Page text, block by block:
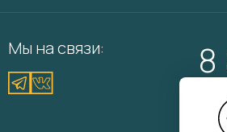
Мы на связи: